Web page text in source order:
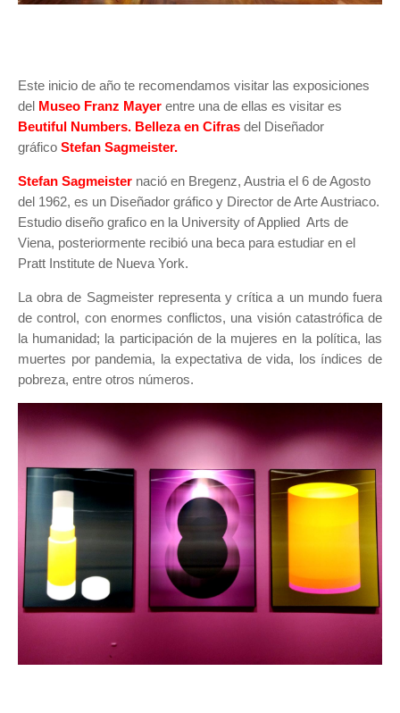
Este inicio de año te recomendamos visitar las exposiciones
del Museo Franz Mayer entre una de ellas es visitar es
Beutiful Numbers. Belleza en Cifras del Diseñador
gráfico Stefan Sagmeister.
Stefan Sagmeister nació en Bregenz, Austria el 6 de Agosto
del 1962, es un Diseñador gráfico y Director de Arte Austriaco.
Estudio diseño grafico en la University of Applied Arts de
Viena, posteriormente recibió una beca para estudiar en el
Pratt Institute de Nueva York.
La obra de Sagmeister representa y crítica a un mundo fuera
de control, con enormes conflictos, una visión catastrófica de
la humanidad; la participación de la mujeres en la política, las
muertes por pandemia, la expectativa de vida, los índices de
pobreza, entre otros números.